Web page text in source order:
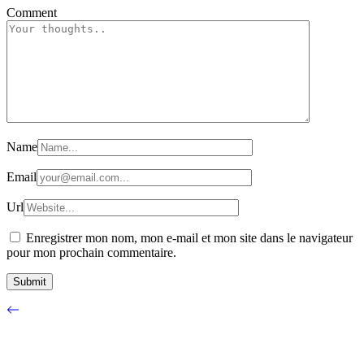
Comment
Name
Email
Url
Enregistrer mon nom, mon e-mail et mon site dans le navigateur
pour mon prochain commentaire.